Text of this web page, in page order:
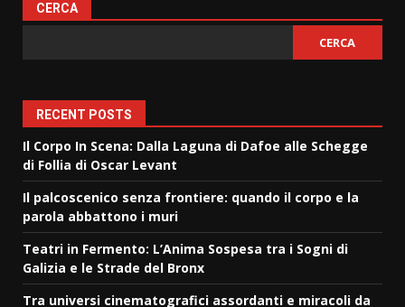
articoli
CERCA
CERCA
RECENT POSTS
Il Corpo In Scena: Dalla Laguna di Dafoe alle Schegge
di Follia di Oscar Levant
Il palcoscenico senza frontiere: quando il corpo e la
parola abbattono i muri
Teatri in Fermento: L’Anima Sospesa tra i Sogni di
Galizia e le Strade del Bronx
Tra universi cinematografici assordanti e miracoli da